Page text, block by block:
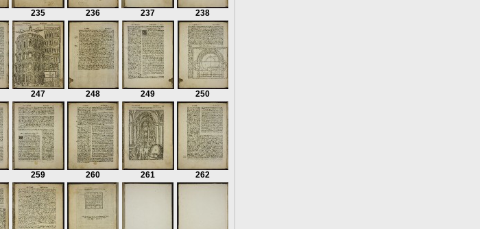
235 236 237 238
247 248 249 250
259 260 261 262